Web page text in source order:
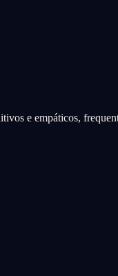
e empáticos,